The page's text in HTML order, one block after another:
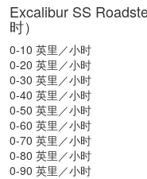
Excalibur SS
时）
0-10 英里／小时
0-20 英里／小时
0-30 英里／小时
0-40 英里／小时
0-50 英里／小时
0-60 英里／小时
0-70 英里／小时
0-80 英里／小时
0-90 英里／小时